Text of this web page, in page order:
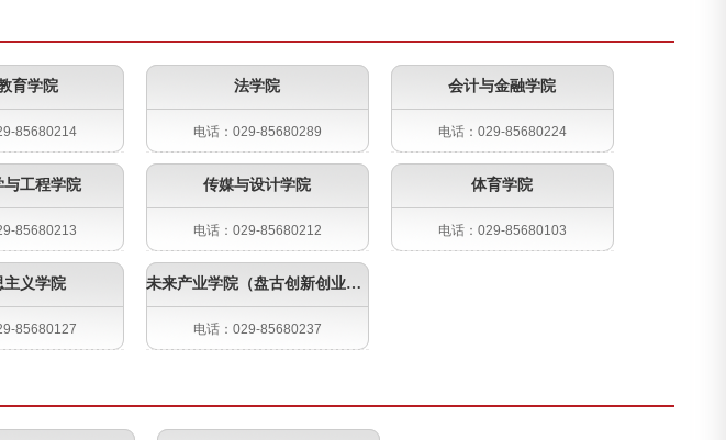
育学院
85680214
法学院
电话：029-85680289
会计与金融学院
电话：029-85680224
与工程学院
85680213
传媒与设计学院
电话：029-85680212
体育学院
电话：029-85680103
主义学院
85680127
未来产业学院（盘古创新创业学院）
电话：029-85680237